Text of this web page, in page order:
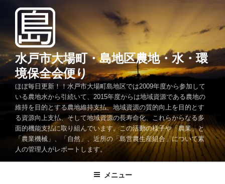
ツ
へ
ス
水戸市大場町・島地区農地・水・環
境保全会便り
ほぼ毎日更新！！水戸市大場町島地区では2009年度から参加して
いる農地水から引続いて、2015年度からは地域資源である農地の
維持を目的とする農地維持支払、地域資源の質的向上を目的とす
る資源向上支払、そして地域資源の長寿命化、これらからなる多
面的機能支払に取り組んでいます。この活動の様子や「農業」と
「農業機械」、「自然」、近所の「島営農生産組合」について素
人の管理人がレポートします。
メニュー